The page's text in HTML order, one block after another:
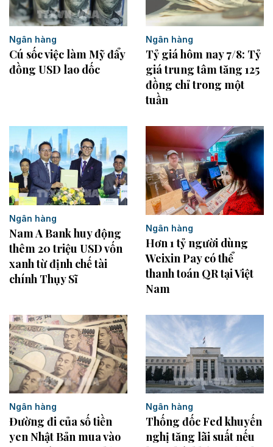
Ngân hàng
Cú sốc việc làm Mỹ đẩy
đồng USD lao dốc
Ngân hàng
Tỷ giá hôm nay 7/8: Tỷ
giá trung tâm tăng 125
đồng chỉ trong một
tuần
Ngân hàng
Nam A Bank huy động
thêm 20 triệu USD vốn
xanh từ định chế tài
chính Thụy Sĩ
Ngân hàng
Hơn 1 tỷ người dùng
Weixin Pay có thể
thanh toán QR tại Việt
Nam
Ngân hàng
Đường đi của số tiền
yen Nhật Bản mua vào
Ngân hàng
Thống đốc Fed khuyến
nghị tăng lãi suất nếu